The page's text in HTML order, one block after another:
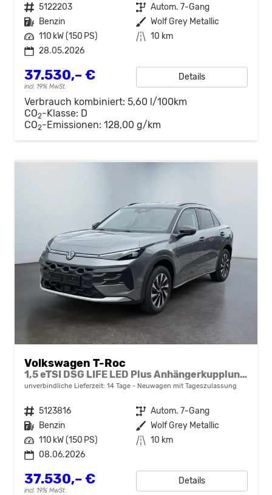
Fahrzeugnr. 5122203 Getriebe Autom. 7-Gang
Kraftstoff Benzin Außenfarbe Wolf Grey Metallic
Leistung 110 kW (150 PS) Kilometerstand 10 km
28.05.2026
37.530,– €
incl. 19% MwSt.
Details
Verbrauch kombiniert: 5,60 l/100km
CO2-Klasse: D
CO2-Emissionen: 128,00 g/km
Volkswagen T-Roc
1,5 eTSI DSG LIFE LED Plus Anhängerkupplung Navigation Digital Pro Sitzheizung beheiztes Lenkrad 17 Zoll Alu 5J Garantie
unverbindliche Lieferzeit: 14 Tage Neuwagen mit Tageszulassung
Fahrzeugnr. 5123816 Getriebe Autom. 7-Gang
Kraftstoff Benzin Außenfarbe Wolf Grey Metallic
Leistung 110 kW (150 PS) Kilometerstand 10 km
08.06.2026
37.530,– €
incl. 19% MwSt.
Details